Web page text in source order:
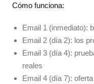
Cómo funciona:
Email 1 (inmediato):
Email 2 (día 2): los
Email 3 (día 4):
reales
Email 4 (día 7):